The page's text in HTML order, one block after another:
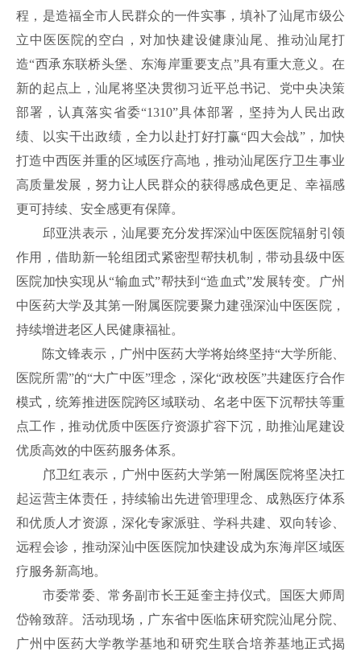
程， 是造福全市人民群众的一件实事， 填补了汕尾市级公
立中医医院的空白， 对加快建设健康汕尾、推动汕尾打
造“西承东联桥头堡、东海岸重要支点”具有重大意义。在
新的起点上，汕尾将坚决贯彻习近平总书记、党中央决策
部署，认真落实省委“1310”具体部署，坚持为人民出政
绩、以实干出政绩，全力以赴打好打赢“四大会战”，加快
打造中西医并重的区域医疗高地 ，推动汕尾医疗卫生事业
高质量发展 ， 努力让人民群众的获得感成色更足、幸福感
更可持续、安全感更有保障。
邱亚洪表示，汕尾要充分发挥深汕中医医院辐射引领
作用，借助新一轮组团式紧密型帮扶机制，带动县级中医
医院加快实现从“输血式”帮扶到“造血式”发展转变。广州
中医药大学及其第一附属医院要聚力建强深汕中医医院，
持续增进老区人民健康福祉。
陈文锋表示，广州中医药大学将始终坚持“大学所能、
医院所需”的“大广中医”理念，深化“政校医”共建医疗合作
模式，统筹推进医院跨区域联动、名老中医下沉帮扶等重
点工作，推动优质中医医疗资源扩容下沉，助推汕尾建设
优质高效的中医药服务体系。
邝卫红表示，广州中医药大学第一附属医院将坚决扛
起运营主体责任，持续输出先进管理理念、成熟医疗体系
和优质人才资源，深化专家派驻、学科共建、双向转诊、
远程会诊，推动深汕中医医院加快建设成为东海岸区域医
疗服务新高地。
市委常委、常务副市长王延奎主持仪式。国医大师周
岱翰致辞。活动现场，广东省中医临床研究院汕尾分院、
广州中医药大学教学基地和研究生联合培养基地正式揭